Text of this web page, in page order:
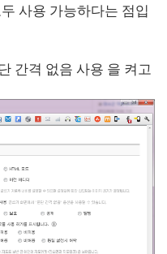
사용 가능하다는 점입
간격 없음 사용 을 켜고